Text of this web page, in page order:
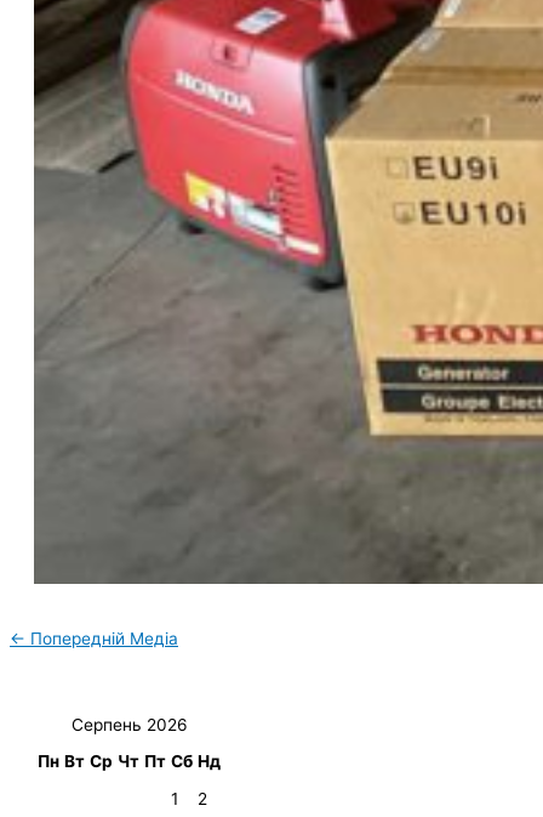
← Попередній Медіа
Серпень 2026
Пн Вт Ср Чт Пт Сб Нд
1
2